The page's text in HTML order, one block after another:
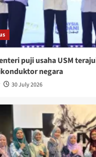
puji usaha USM
negara
30 July 2026